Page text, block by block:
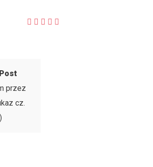
przez
cz.